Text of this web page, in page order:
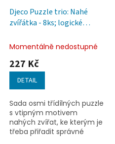
Djeco Puzzle trio: Nahé
zvířátka - 8ks; logické
Momentálně nedostupné
227 Kč
DETAIL
Sada osmi třídílných puzzle
s vtipným motivem
nahých zvířat, ke kterým je
třeba přiřadit správné